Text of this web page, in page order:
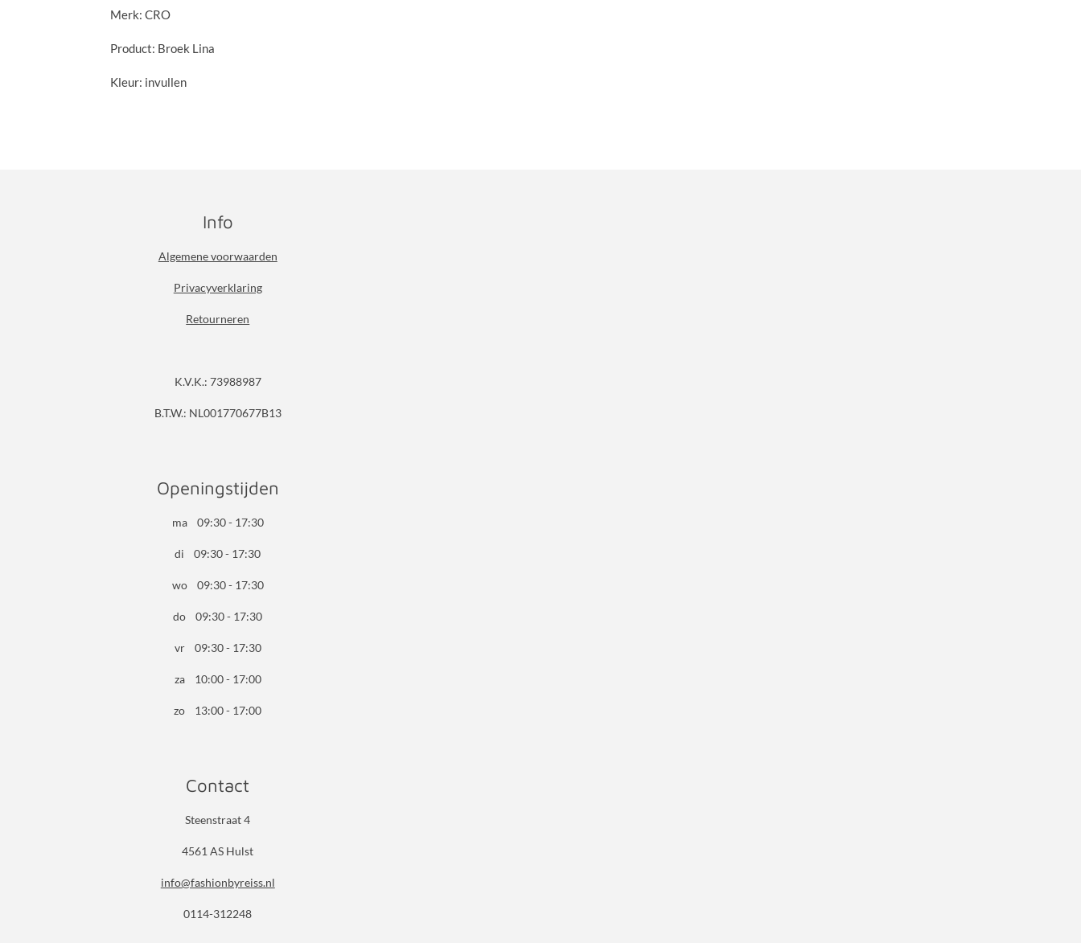
Merk: CRO
Product: Broek Lina
Kleur: invullen
Info
Algemene voorwaarden
Privacyverklaring
Retourneren
K.V.K.: 73988987
B.T.W.: NL001770677B13
Openingstijden
ma 09:30 - 17:30
di 09:30 - 17:30
wo 09:30 - 17:30
do 09:30 - 17:30
vr 09:30 - 17:30
za 10:00 - 17:00
zo 13:00 - 17:00
Contact
Steenstraat 4
4561 AS Hulst
info@fashionbyreiss.nl
0114-312248